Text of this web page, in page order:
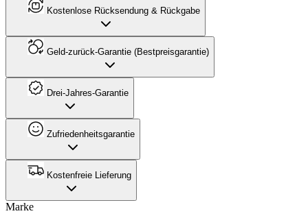
Kostenlose Rücksendung & Rückgabe
Geld-zurück-Garantie (Bestpreisgarantie)
Drei-Jahres-Garantie
Zufriedenheitsgarantie
Kostenfreie Lieferung
Marke